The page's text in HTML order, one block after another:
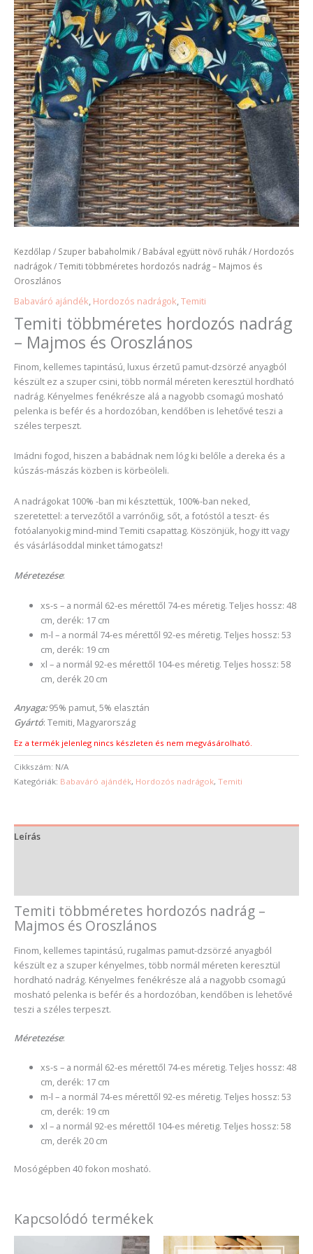
Kezdőlap / Szuper babaholmik/ Babával együtt növő ruhák/ Hordozós
nadrágok/ Temiti többméretes hordozós nadrág – Majmos és
Oroszlános
Babaváró ajándék, Hordozós nadrágok,Temiti
Temiti többméretes hordozós nadrág
– Majmos és Oroszlános
Finom, kellemes tapintású, luxus érzetű pamut-dzsörzé anyagból
készült ez a szuper csini, több normál méreten keresztül hordható
nadrág. Kényelmes fenékrésze alá a nagyobb csomagú mosható
pelenka is befér és a hordozóban, kendőben is lehetővé teszi a
széles terpeszt.
Imádni fogod, hiszen a babádnak nem lóg ki belőle a dereka és a
kúszás-mászás közben is körbeöleli.
A nadrágokat 100% -ban mi késztettük, 100%-ban neked,
szeretettel: a tervezőtől a varrónőig, sőt, a fotóstól a teszt- és
fotóalanyokig mind-mind Temiti csapattag. Köszönjük, hogy itt vagy
és vásárlásoddal minket támogatsz!
Méretezése:
xs-s – a normál 62-es mérettől 74-es méretig. Teljes hossz: 48
cm, derék: 17 cm
m-l – a normál 74-es mérettől 92-es méretig. Teljes hossz: 53
cm, derék: 19 cm
xl – a normál 92-es mérettől 104-es méretig. Teljes hossz: 58
cm, derék 20 cm
Anyaga:95% pamut, 5% elasztán
Gyártó: Temiti, Magyarország
Ez a termék jelenleg nincs készleten és nem megvásárolható.
Cikkszám: N/A
Kategóriák: Babaváró ajándék, Hordozós nadrágok, Temiti
Leírás
Temiti többméretes hordozós nadrág –
Majmos és Oroszlános
Finom, kellemes tapintású, rugalmas pamut-dzsörzé anyagból
készült ez a szuper kényelmes, több normál méreten keresztül
hordható nadrág. Kényelmes fenékrésze alá a nagyobb csomagú
mosható pelenka is befér és a hordozóban, kendőben is lehetővé
teszi a széles terpeszt.
Méretezése:
xs-s – a normál 62-es mérettől 74-es méretig. Teljes hossz: 48
cm, derék: 17 cm
m-l – a normál 74-es mérettől 92-es méretig. Teljes hossz: 53
cm, derék: 19 cm
xl – a normál 92-es mérettől 104-es méretig. Teljes hossz: 58
cm, derék 20 cm
Mosógépben 40 fokon mosható.
Kapcsolódó termékek
Ennek
Ártartomány:
5